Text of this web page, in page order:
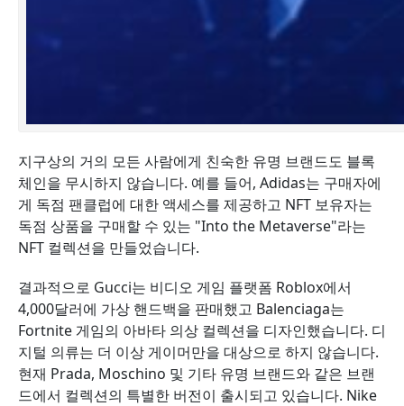
지구상의 거의 모든 사람에게 친숙한 유명 브랜드도 블록
체인을 무시하지 않습니다. 예를 들어, Adidas는 구매자에
게 독점 팬클럽에 대한 액세스를 제공하고 NFT 보유자는
독점 상품을 구매할 수 있는 "Into the Metaverse"라는
NFT 컬렉션을 만들었습니다.
결과적으로 Gucci는 비디오 게임 플랫폼 Roblox에서
4,000달러에 가상 핸드백을 판매했고 Balenciaga는
Fortnite 게임의 아바타 의상 컬렉션을 디자인했습니다. 디
지털 의류는 더 이상 게이머만을 대상으로 하지 않습니다.
현재 Prada, Moschino 및 기타 유명 브랜드와 같은 브랜
드에서 컬렉션의 특별한 버전이 출시되고 있습니다. Nike